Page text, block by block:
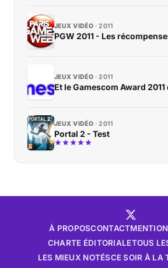
JEUX VIDÉO 2011
PGW 2011 - Les
JEUX VIDÉO 2011
Et le Gamescom Award
JEUX VIDÉO 2011
Portal 2 - Test
À PROPOSCONTACT
CHARTE ÉDITORIALETOUS
LES MIEUX NOTÉSCE SOIR À LA